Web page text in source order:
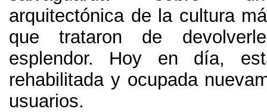
arquitectónica de la cultura
que trataron de
esplendor. Hoy en día,
rehabilitada y ocupada
usuarios.